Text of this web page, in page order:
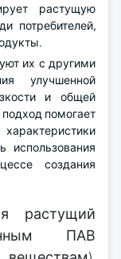
растущую
потребителей,
их с другими
улучшенной
и общей
помогает
использования
создания
растущий
ПАВ